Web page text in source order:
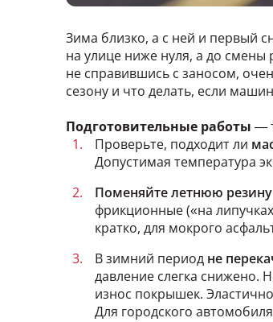
Зима близко, а с ней и первый
на улице ниже нуля, а до
не справившись с заносом,
сезону и что делать, если
Подготовительные работы —
Проверьте, подходит ли
Допустимая температура
Поменяйте летнюю
фрикционные («на
кратко, для мокрого
В зимний период не
давление слегка снижено.
износ покрышек.
Для городского